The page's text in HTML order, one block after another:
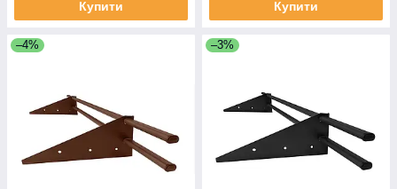
Купити Купити
–4% –3%